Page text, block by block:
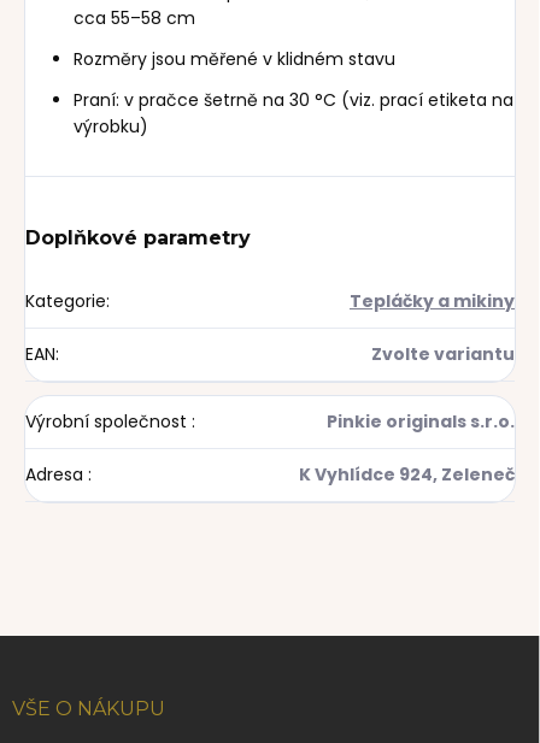
cca 55–58 cm
Rozměry jsou měřené v klidném stavu
Praní: v pračce šetrně na 30 °C (viz. prací etiketa na
výrobku)
Doplňkové parametry
Kategorie: Tepláčky a mikiny
EAN: Zvolte variantu
Výrobní společnost : Pinkie originals s.r.o.
Adresa : K Vyhlídce 924, Zeleneč
pVŠE O NÁKUPU